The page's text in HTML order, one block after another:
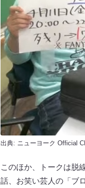
出典: ニューヨーク Official
このほか、トークは脱
話、お笑い芸人の「ブ